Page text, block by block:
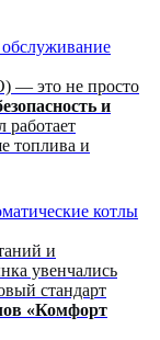
— это не просто
и
работает
топлива и
котлы
и
увенчались
стандарт
«Комфорт